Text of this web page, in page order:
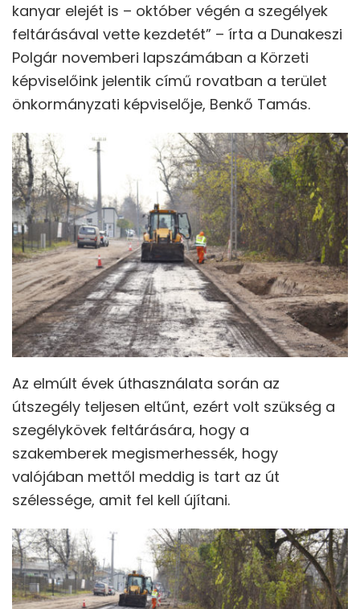
kanyar elejét is – október végén a szegélyek
feltárásával vette kezdetét” – írta a Dunakeszi
Polgár novemberi lapszámában a Körzeti
képviselőink jelentik című rovatban a terület
önkormányzati képviselője, Benkő Tamás.
Az elmúlt évek úthasználata során az
útszegély teljesen eltűnt, ezért volt szükség a
szegélykövek feltárására, hogy a
szakemberek megismerhessék, hogy
valójában mettől meddig is tart az út
szélessége, amit fel kell újítani.